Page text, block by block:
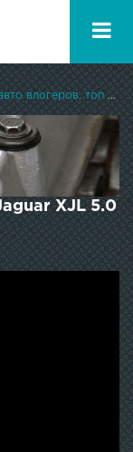
TOPAUTOTUBE.RU - ТОП Авто Блогеров, топ авто влогеров, топ авто ютуберов
XJL 5.0